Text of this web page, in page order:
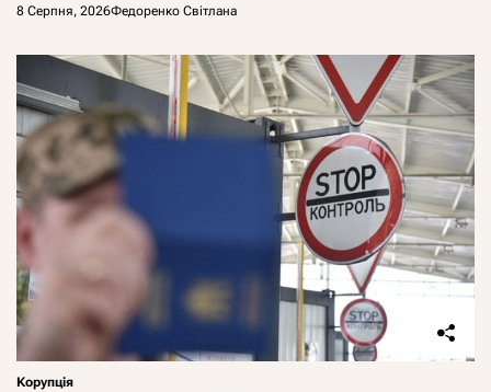
8 Серпня, 2026Федоренко Світлана
Корупція